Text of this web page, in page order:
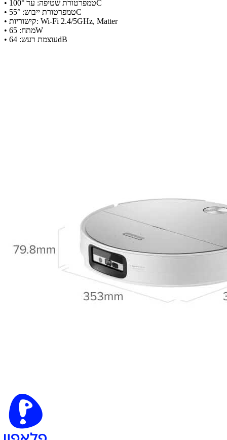
• טמפרטורת שטיפה: עד 100°C
• טמפרטורת ייבוש: 55°C
• קישוריות: Wi-Fi 2.4/5GHz, Matter
• מתח: 65W
• עוצמת רעש: 64dB